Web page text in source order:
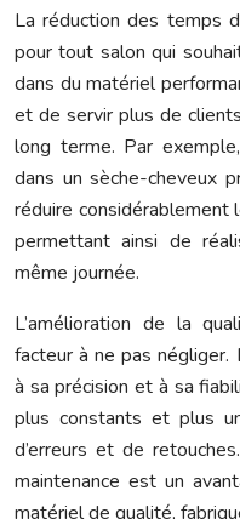
La réduction des temps
pour tout salon qui
dans du matériel
et de servir plus de
long terme. Par
dans un sèche-cheveux
réduire considérablement
permettant ainsi de
même journée.
L’amélioration de la
facteur à ne pas
à sa précision et à sa
plus constants et plus
d’erreurs et de
maintenance est un
matériel de qualité,